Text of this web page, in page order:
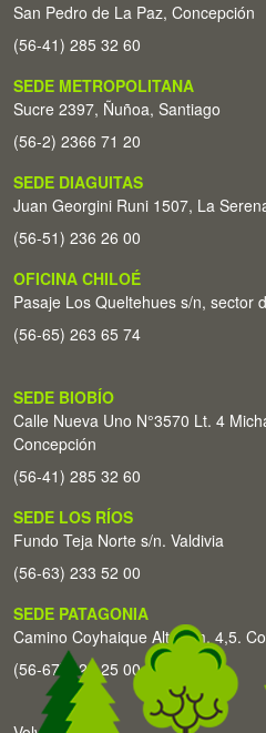
San Pedro de La Paz, Concepción
(56-41) 285 32 60
SEDE METROPOLITANA
Sucre 2397, Ñuñoa, Santiago
(56-2) 2366 71 20
SEDE DIAGUITAS
Juan Georgini Runi 1507, La
(56-51) 236 26 00
OFICINA CHILOÉ
Pasaje Los Queltehues s/n, sector
(56-65) 263 65 74
SEDE BIOBÍO
Calle Nueva Uno N°3570 Lt. 4
Concepción
(56-41) 285 32 60
SEDE LOS RÍOS
Fundo Teja Norte s/n. Valdivia
(56-63) 233 52 00
SEDE PATAGONIA
Camino Coyhaique Alto Km. 4,5.
(56-67) 226 25 00